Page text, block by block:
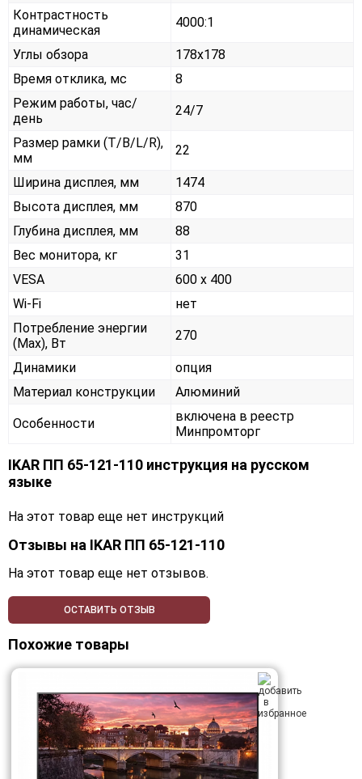
Контрастность
динамическая
4000:1
Углы обзора
178x178
Время отклика, мс
8
Режим работы, час/
день
24/7
Размер рамки (T/B/L/R),
мм
22
Ширина дисплея, мм
1474
Высота дисплея, мм
870
Глубина дисплея, мм
88
Вес монитора, кг
31
VESA
600 x 400
Wi-Fi
нет
Потребление энергии
(Max), Вт
270
Динамики
опция
Материал конструкции
Алюминий
Особенности
включена в реестр
Минпромторг
IKAR ПП 65-121-110 инструкция на русском
языке
На этот товар еще нет инструкций
Отзывы на IKAR ПП 65-121-110
На этот товар еще нет отзывов.
ОСТАВИТЬ ОТЗЫВ
Похожие товары